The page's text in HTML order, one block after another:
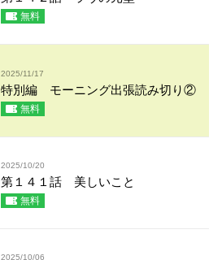
無料
2025/11/17
特別編 モーニング出張読み切り②
無料
2025/10/20
第１４１話 美しいこと
無料
2025/10/06